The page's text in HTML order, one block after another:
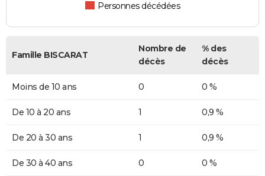
Personnes décédées
Famille BISCARAT
Nombre de
décès
% des
décès
Moins de 10 ans 0 0 %
De 10 à 20 ans 1 0,9 %
De 20 à 30 ans 1 0,9 %
De 30 à 40 ans 0 0 %